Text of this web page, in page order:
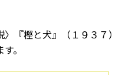
『樫と犬』（１９３７）
。